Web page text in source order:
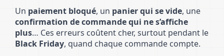
Un paiement bloqué, un panier qui se vide, une
confirmation de commande qui ne s’affiche
plus… Ces erreurs coûtent cher, surtout pendant le
Black Friday, quand chaque commande compte.